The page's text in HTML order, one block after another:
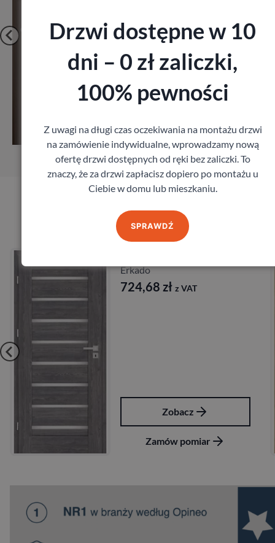
Zobacz
Zamów pomiar
Produkty marki Erkado
Erkado
724,68 zł z VAT
Zobacz
Zamów pomiar
Drzwi dostępne w 10
dni – 0 zł zaliczki,
100% pewności
Z uwagi na długi czas oczekiwania na montażu drzwi
na zamówienie indywidualne, wprowadzamy nową
ofertę drzwi dostępnych od ręki bez zaliczki. To
znaczy, że za drzwi zapłacisz dopiero po montażu u
Ciebie w domu lub mieszkaniu.
SPRAWDŹ